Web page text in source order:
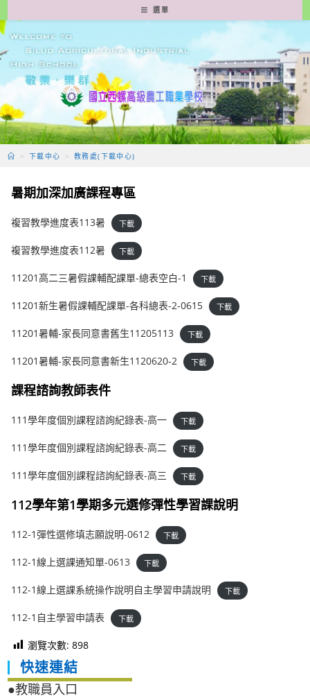
轉
至
要
容
選單
> 下載中心 > 教務處(下載中心)
暑期加深加廣課程專區
複習教學進度表113暑 下載
複習教學進度表112暑 下載
11201高二三暑假課輔配課單-總表空白-1 下載
11201新生暑假課輔配課單-各科總表-2-0615 下載
11201暑輔-家長同意書舊生11205113 下載
11201暑輔-家長同意書新生1120620-2 下載
課程諮詢教師表件
111學年度個別課程諮詢紀錄表-高一 下載
111學年度個別課程諮詢紀錄表-高二 下載
111學年度個別課程諮詢紀錄表-高三 下載
112學年第1學期多元選修彈性學習課說明
112-1彈性選修填志願說明-0612 下載
112-1線上選課通知單-0613 下載
112-1線上選課系統操作說明自主學習申請說明 下載
112-1自主學習申請表 下載
瀏覽次數: 898
快速連結
●教職員入口